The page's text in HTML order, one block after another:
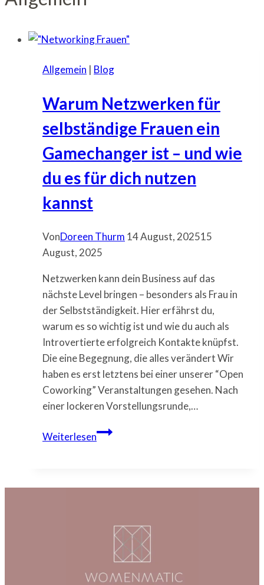
Allgemein | Blog
Warum Netzwerken für
selbständige Frauen ein
Gamechanger ist – und wie
du es für dich nutzen
kannst
VonDoreen Thurm 14 August, 202515
August, 2025
Netzwerken kann dein Business auf das
nächste Level bringen – besonders als Frau in
der Selbstständigkeit. Hier erfährst du,
warum es so wichtig ist und wie du auch als
Introvertierte erfolgreich Kontakte knüpfst.
Die eine Begegnung, die alles verändert Wir
haben es erst letztens bei einer unserer “Open
Coworking” Veranstaltungen gesehen. Nach
einer lockeren Vorstellungsrunde,…
WeiterlesenWarum
Gamechanger
und